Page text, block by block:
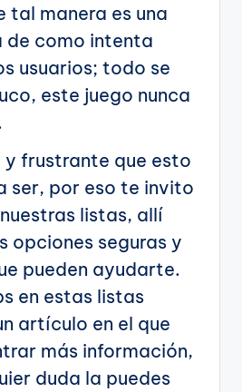
tal manera es una
de como intenta
usuarios; todo se
este juego nunca
y frustrante que esto
ser, por eso te invito
listas, allí
opciones seguras y
pueden ayudarte.
en estas listas
artículo en el que
más información,
duda la puedes